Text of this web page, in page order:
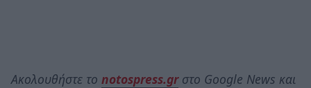
Ακολουθήστε το notospress.grστο Google News και